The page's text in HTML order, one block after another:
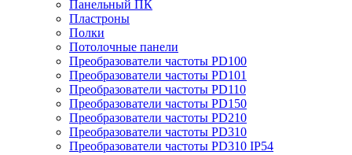
Панельный ПК
Пластроны
Полки
Потолочные панели
Преобразователи частоты PD100
Преобразователи частоты PD101
Преобразователи частоты PD110
Преобразователи частоты PD150
Преобразователи частоты PD210
Преобразователи частоты PD310
Преобразователи частоты PD310 IP54